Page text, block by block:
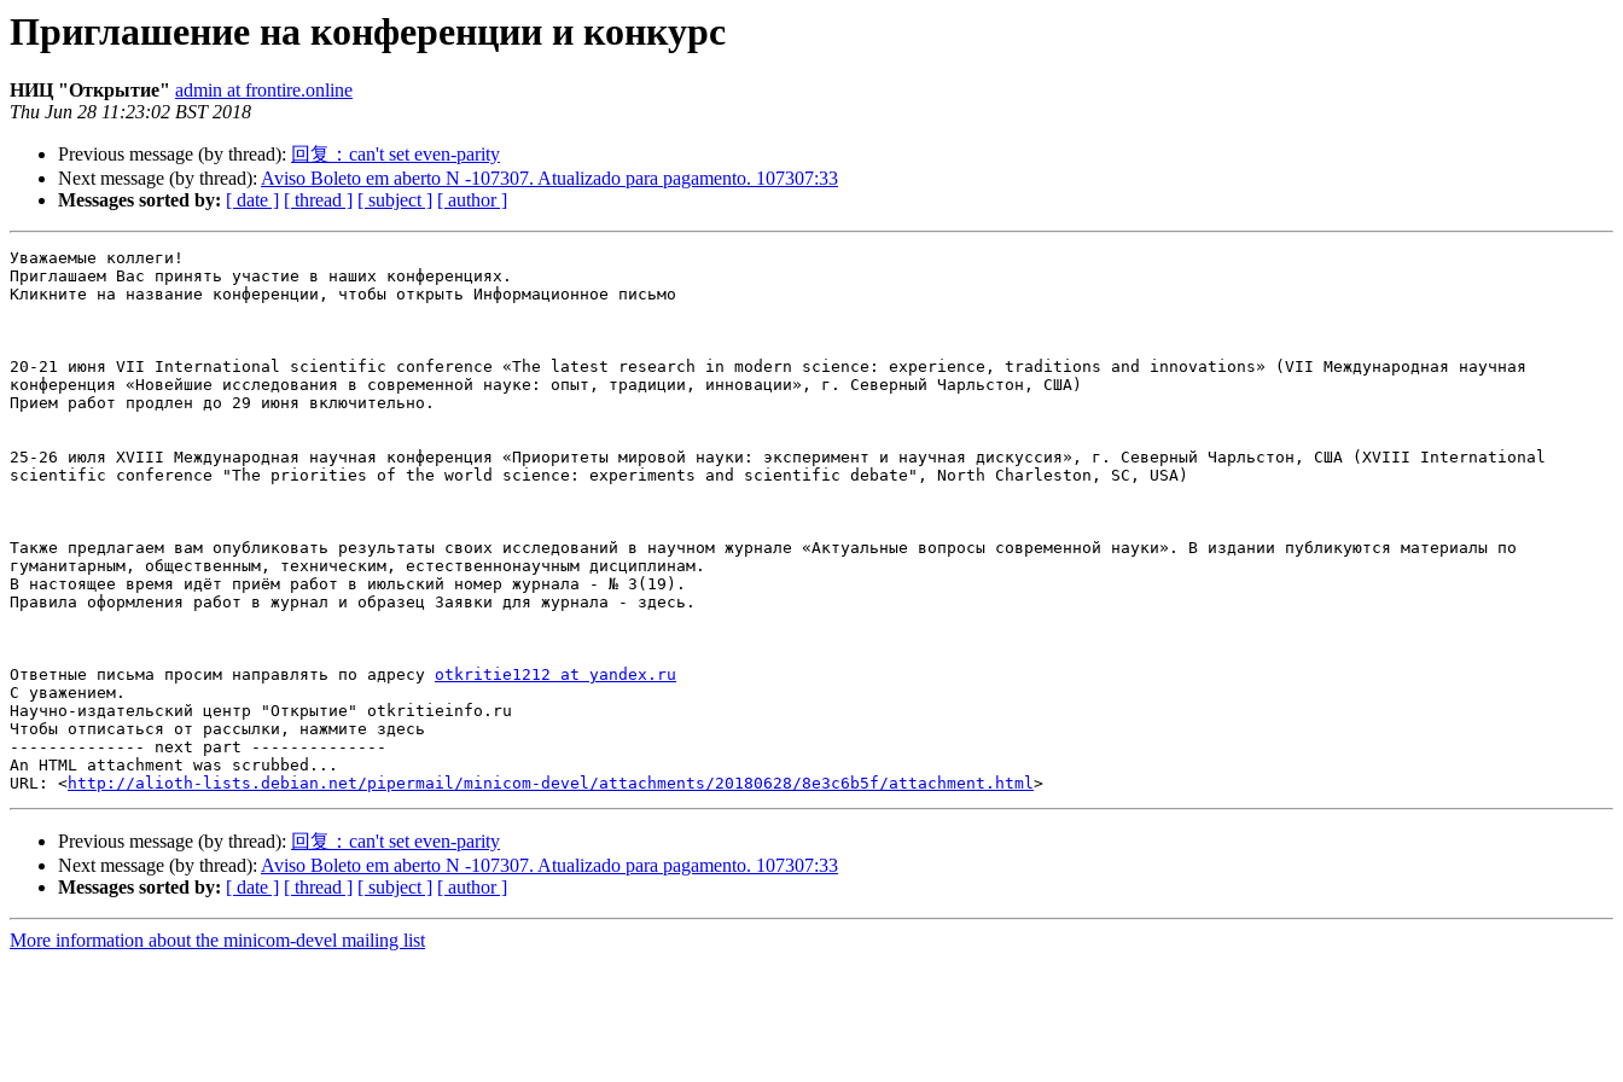
Приглашение на конференции и конкурс
НИЦ "Открытие" admin at frontire.online
Thu Jun 28 11:23:02 BST 2018
Previous message (by thread): 回复：can't set even-parity
Next message (by thread): Aviso Boleto em aberto N -107307. Atualizado para pagamento. 107307:33
Messages sorted by: [ date ] [ thread ] [ subject ] [ author ]
Уважаемые коллеги!
Приглашаем Вас принять участие в наших конференциях.
Кликните на название конференции, чтобы открыть Информационное письмо
20-21 июня VII International scientific conference «The latest research in modern science: experience, traditions and innovations» (VII Международная научная
конференция «Новейшие исследования в современной науке: опыт, традиции, инновации», г. Северный Чарльстон, США)
Прием работ продлен до 29 июня включительно.
25-26 июля XVIII Международная научная конференция «Приоритеты мировой науки: эксперимент и научная дискуссия», г. Северный Чарльстон, США (XVIII International
scientific conference "The priorities of the world science: experiments and scientific debate", North Charleston, SC, USA)
Также предлагаем вам опубликовать результаты своих исследований в научном журнале «Актуальные вопросы современной науки». В издании публикуются материалы по
гуманитарным, общественным, техническим, естественнонаучным дисциплинам.
В настоящее время идёт приём работ в июльский номер журнала - № 3(19).
Правила оформления работ в журнал и образец Заявки для журнала - здесь.
Ответные письма просим направлять по адресу otkritie1212 at yandex.ru
С уважением.
Научно-издательский центр "Открытие" otkritieinfo.ru
Чтобы отписаться от рассылки, нажмите здесь
-------------- next part --------------
An HTML attachment was scrubbed...
URL: <http://alioth-lists.debian.net/pipermail/minicom-devel/attachments/20180628/8e3c6b5f/attachment.html
Previous message (by thread): 回复：can't set even-parity
Next message (by thread): Aviso Boleto em aberto N -107307. Atualizado para pagamento. 107307:33
Messages sorted by: [ date ] [ thread ] [ subject ] [ author ]
More information about the minicom-devel mailing list